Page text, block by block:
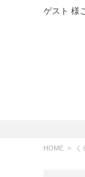
ゲスト 様
HOME く